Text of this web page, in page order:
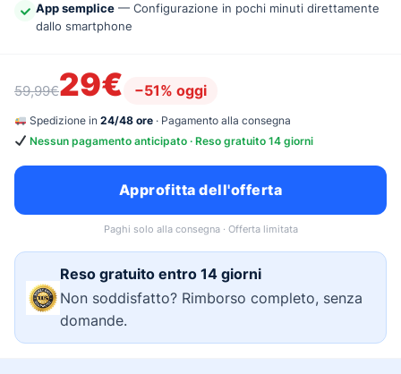
App semplice — Configurazione in pochi minuti direttamente
dallo smartphone
59,99€29€ −51% oggi
Spedizione in 24/48 ore· Pagamento alla consegna
Nessun pagamento anticipato · Reso gratuito 14 giorni
Approfitta dell'offerta
Paghi solo alla consegna · Offerta limitata
Reso gratuito entro 14 giorni
Non soddisfatto? Rimborso completo, senza
domande.